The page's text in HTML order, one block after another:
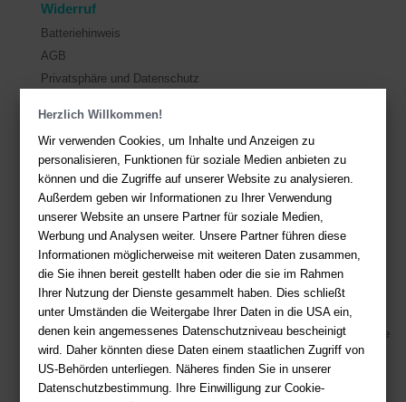
Herzlich Willkommen!
Wir verwenden Cookies, um Inhalte und Anzeigen zu
personalisieren, Funktionen für soziale Medien anbieten zu
können und die Zugriffe auf unserer Website zu analysieren.
Außerdem geben wir Informationen zu Ihrer Verwendung
unserer Website an unsere Partner für soziale Medien,
Werbung und Analysen weiter. Unsere Partner führen diese
Informationen möglicherweise mit weiteren Daten zusammen,
die Sie ihnen bereit gestellt haben oder die sie im Rahmen
Ihrer Nutzung der Dienste gesammelt haben. Dies schließt
unter Umständen die Weitergabe Ihrer Daten in die USA ein,
denen kein angemessenes Datenschutzniveau bescheinigt
wird. Daher könnten diese Daten einem staatlichen Zugriff von
US-Behörden unterliegen. Näheres finden Sie in unserer
Datenschutzbestimmung. Ihre Einwilligung zur Cookie-
Widerruf
Batteriehinweis
AGB
Privatsphäre und Datenschutz
Sie haben Fragen? Hier finden Sie Antworten auf häufig gestellte
Fragen.
Fragen per E-Mail: service@deutsche-buchhandlung.de
Telefon: +49 (0)511 - 982 684 41
Ihre Vorteile bei uns
Kostenloser Versand ab 36,- EUR Bestellwert
Sicherer Online Shop und Zahlung mit SSL-Verschlüsselung
Viele Zahlungsmethoden wie PayPal, Amazon Payment, Vorkasse
Zahlweisen